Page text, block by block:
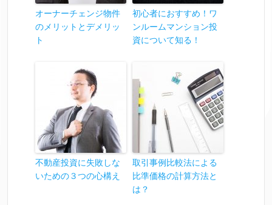
オーナーチェンジ物件
のメリットとデメリッ
ト
初心者におすすめ！ワ
ンルームマンション投
資について知る！
不動産投資に失敗しな
いための３つの心構え
取引事例比較法による
比準価格の計算方法と
は？